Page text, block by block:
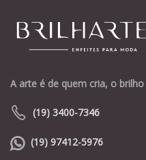
A arte é de quem cria, o
(19) 3400-7346
(19) 97412-5976